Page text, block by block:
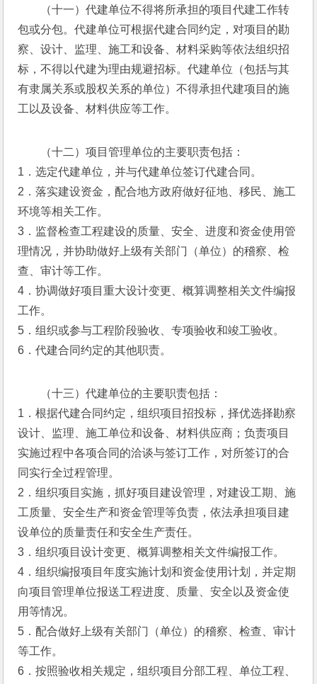
（十一）代建单位不得将所承担的项目代建工作转
包或分包。代建单位可根据代建合同约定，对项目的勘
察、设计、监理、施工和设备、材料采购等依法组织招
标，不得以代建为理由规避招标。代建单位（包括与其
有隶属关系或股权关系的单位）不得承担代建项目的施
工以及设备、材料供应等工作。
（十二）项目管理单位的主要职责包括：
1．选定代建单位，并与代建单位签订代建合同。
2．落实建设资金，配合地方政府做好征地、移民、施工
环境等相关工作。
3．监督检查工程建设的质量、安全、进度和资金使用管
理情况，并协助做好上级有关部门（单位）的稽察、检
查、审计等工作。
4．协调做好项目重大设计变更、概算调整相关文件编报
工作。
5．组织或参与工程阶段验收、专项验收和竣工验收。
6．代建合同约定的其他职责。
（十三）代建单位的主要职责包括：
1．根据代建合同约定，组织项目招投标，择优选择勘察
设计、监理、施工单位和设备、材料供应商；负责项目
实施过程中各项合同的洽谈与签订工作，对所签订的合
同实行全过程管理。
2．组织项目实施，抓好项目建设管理，对建设工期、施
工质量、安全生产和资金管理等负责，依法承担项目建
设单位的质量责任和安全生产责任。
3．组织项目设计变更、概算调整相关文件编报工作。
4．组织编报项目年度实施计划和资金使用计划，并定期
向项目管理单位报送工程进度、质量、安全以及资金使
用等情况。
5．配合做好上级有关部门（单位）的稽察、检查、审计
等工作。
6．按照验收相关规定，组织项目分部工程、单位工程、